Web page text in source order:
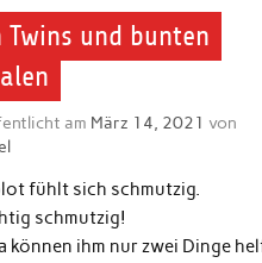
Twins und bunten
am März 14, 2021 von
fühlt sich schmutzig.
schmutzig!
können ihm nur zwei Dinge